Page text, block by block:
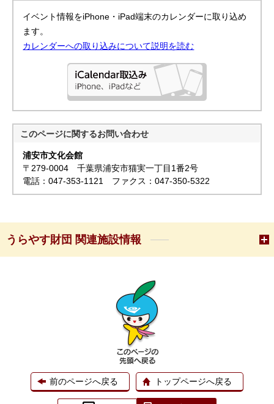
イベント情報をiPhone・iPad端末のカレンダーに取り込め
ます。
カレンダーへの取り込みについて説明を読む
このページに関するお問い合わせ
浦安市文化会館
〒279-0004 千葉県浦安市猫実一丁目1番2号
電話：047-353-1121 ファクス：047-350-5322
うらやす財団 関連施設情報
前のページへ戻る トップページへ戻る